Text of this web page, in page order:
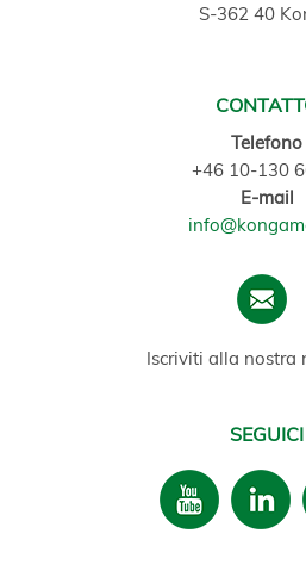
S-362 40
Telefono
+46 10-130
E-mail
Iscriviti alla nostra
SEGUICI